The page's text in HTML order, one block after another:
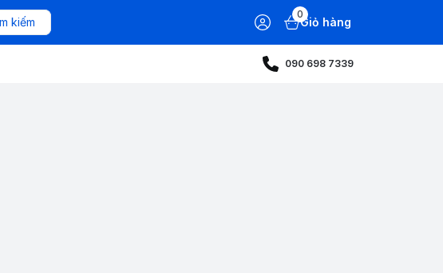
kiếm
0
Giỏ hàng
090 698 7339